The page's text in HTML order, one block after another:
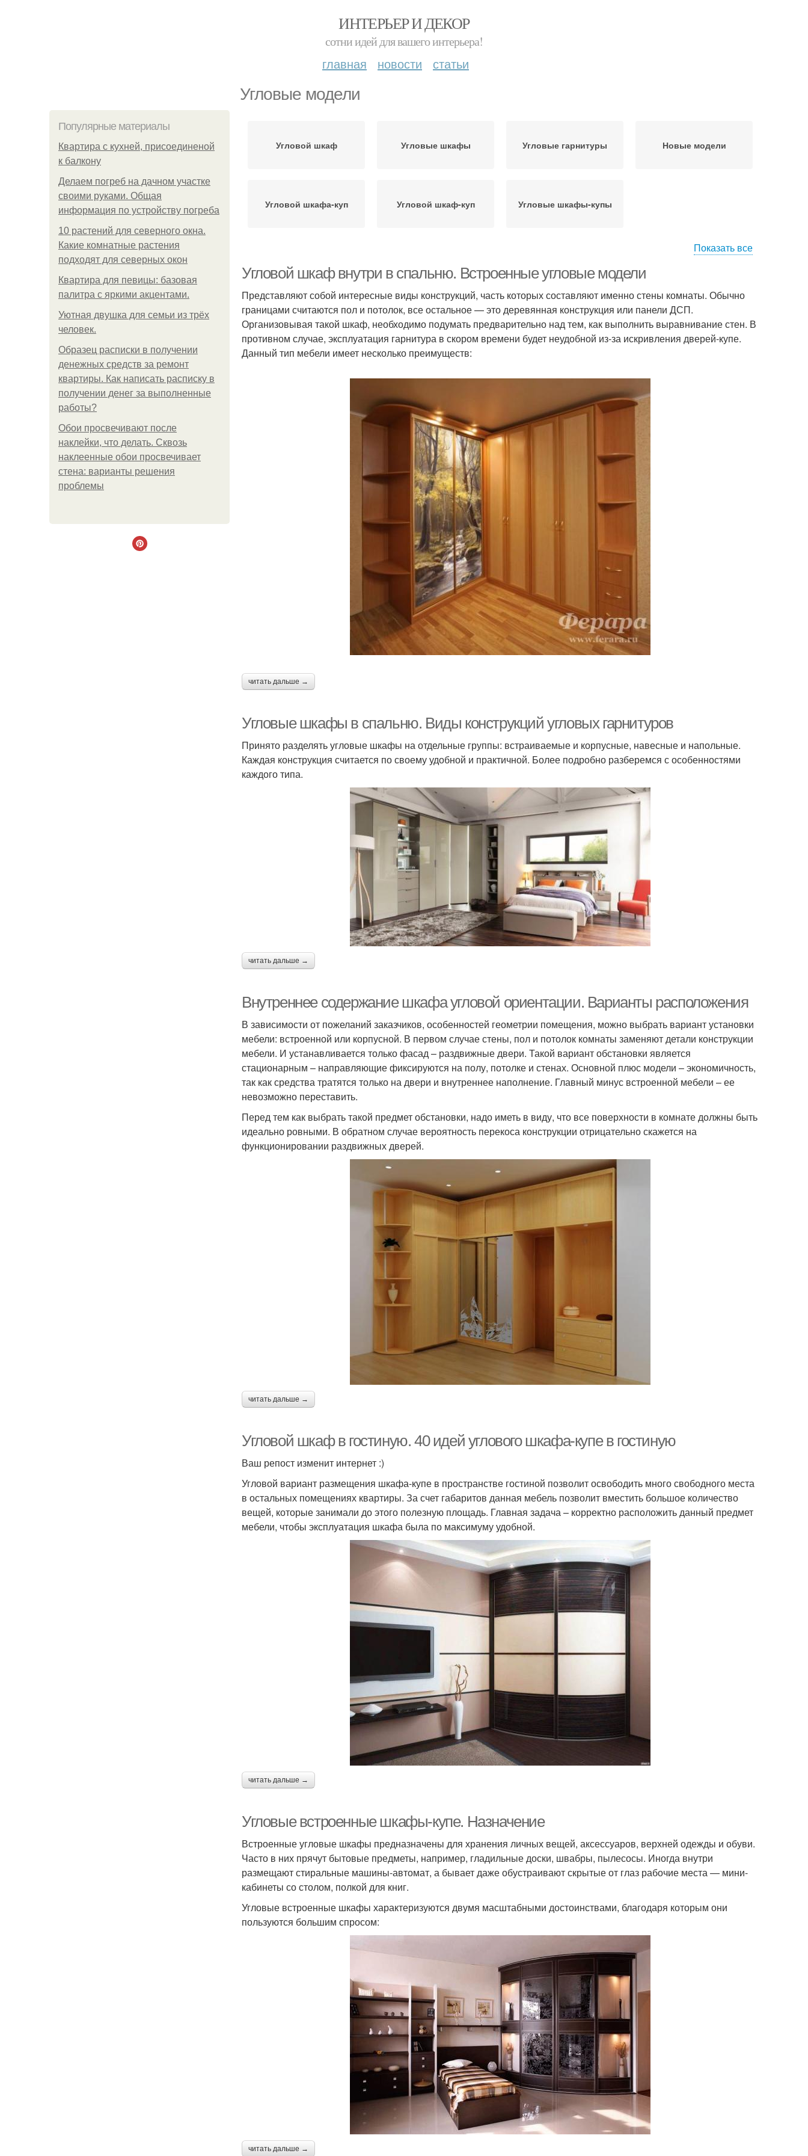
ИНТЕРЬЕР И ДЕКОР
сотни идей для вашего интерьера!
главная новости статьи
Угловые модели
Популярные материалы
Квартира с кухней, присоединеной
к балкону
Делаем погреб на дачном участке
своими руками. Общая
информация по устройству погреба
10 растений для северного окна.
Какие комнатные растения
подходят для северных окон
Квартира для певицы: базовая
палитра с яркими акцентами.
Уютная двушка для семьи из трёх
человек.
Образец расписки в получении
денежных средств за ремонт
квартиры. Как написать расписку в
получении денег за выполненные
работы?
Обои просвечивают после
наклейки, что делать. Сквозь
наклеенные обои просвечивает
стена: варианты решения
проблемы
Угловой шкаф Угловые шкафы Угловые гарнитуры Новые модели
Угловой шкафа-куп Угловой шкаф-куп Угловые шкафы-купы
Показать все
Угловой шкаф внутри в спальню. Встроенные угловые модели
Представляют собой интересные виды конструкций, часть которых составляют именно стены комнаты. Обычно
границами считаются пол и потолок, все остальное — это деревянная конструкция или панели ДСП.
Организовывая такой шкаф, необходимо подумать предварительно над тем, как выполнить выравнивание стен. В
противном случае, эксплуатация гарнитура в скором времени будет неудобной из-за искривления дверей-купе.
Данный тип мебели имеет несколько преимуществ:
читать дальше →
Угловые шкафы в спальню. Виды конструкций угловых гарнитуров
Принято разделять угловые шкафы на отдельные группы: встраиваемые и корпусные, навесные и напольные.
Каждая конструкция считается по своему удобной и практичной. Более подробно разберемся с особенностями
каждого типа.
читать дальше →
Внутреннее содержание шкафа угловой ориентации. Варианты расположения
В зависимости от пожеланий заказчиков, особенностей геометрии помещения, можно выбрать вариант установки
мебели: встроенной или корпусной. В первом случае стены, пол и потолок комнаты заменяют детали конструкции
мебели. И устанавливается только фасад – раздвижные двери. Такой вариант обстановки является
стационарным – направляющие фиксируются на полу, потолке и стенах. Основной плюс модели – экономичность,
так как средства тратятся только на двери и внутреннее наполнение. Главный минус встроенной мебели – ее
невозможно переставить.
Перед тем как выбрать такой предмет обстановки, надо иметь в виду, что все поверхности в комнате должны быть
идеально ровными. В обратном случае вероятность перекоса конструкции отрицательно скажется на
функционировании раздвижных дверей.
читать дальше →
Угловой шкаф в гостиную. 40 идей углового шкафа-купе в гостиную
Ваш репост изменит интернет :)
Угловой вариант размещения шкафа-купе в пространстве гостиной позволит освободить много свободного места
в остальных помещениях квартиры. За счет габаритов данная мебель позволит вместить большое количество
вещей, которые занимали до этого полезную площадь. Главная задача – корректно расположить данный предмет
мебели, чтобы эксплуатация шкафа была по максимуму удобной.
читать дальше →
Угловые встроенные шкафы-купе. Назначение
Встроенные угловые шкафы предназначены для хранения личных вещей, аксессуаров, верхней одежды и обуви.
Часто в них прячут бытовые предметы, например, гладильные доски, швабры, пылесосы. Иногда внутри
размещают стиральные машины-автомат, а бывает даже обустраивают скрытые от глаз рабочие места — мини-
кабинеты со столом, полкой для книг.
Угловые встроенные шкафы характеризуются двумя масштабными достоинствами, благодаря которым они
пользуются большим спросом:
читать дальше →